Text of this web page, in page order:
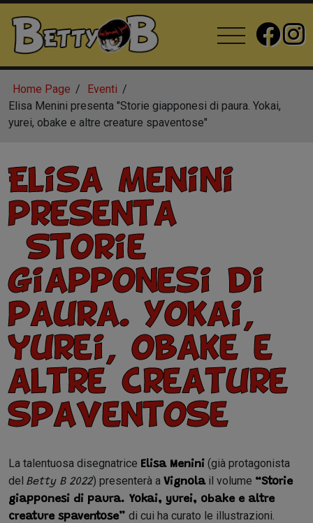
Home Page
Eventi
Elisa Menini presenta "Storie giapponesi di paura. Yokai,
yurei, obake e altre creature spaventose"
Elisa Menini
presenta
``Storie
giapponesi di
paura. Yokai,
yurei, obake e
altre creature
spaventose``
La talentuosa disegnatrice Elisa Menini (già protagonista
del Betty B 2022) presenterà a Vignolail volume “Storie
giapponesi di paura. Yokai, yurei, obake e altre
creature spaventose” di cui ha curato le illustrazioni.